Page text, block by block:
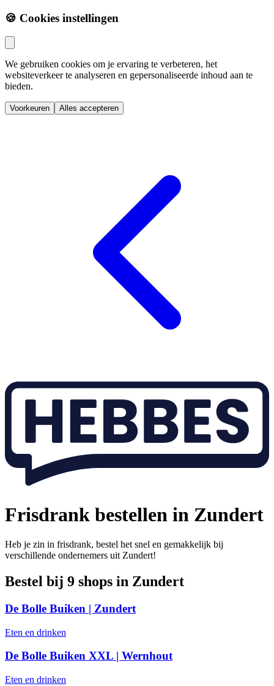
🍪 Cookies instellingen
We gebruiken cookies om je ervaring te verbeteren, het
websiteverkeer te analyseren en gepersonaliseerde inhoud aan te
bieden.
Voorkeuren Alles accepteren
Frisdrank bestellen in Zundert
Heb je zin in frisdrank, bestel het snel en gemakkelijk bij
verschillende ondernemers uit Zundert!
Bestel bij 9 shops in Zundert
De Bolle Buiken | Zundert
Eten en drinken
De Bolle Buiken XXL | Wernhout
Eten en drinken